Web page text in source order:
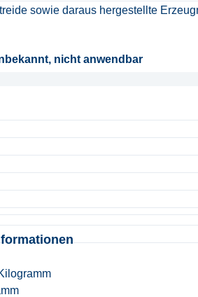
sowie daraus hergestellte
nicht anwendbar